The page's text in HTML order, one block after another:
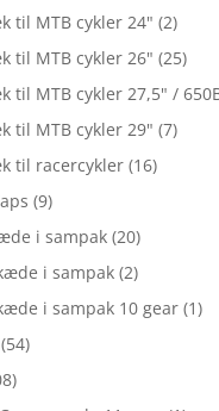
til MTB cykler 24" (2)
til MTB cykler 26" (25)
til MTB cykler 27,5" /
til MTB cykler 29" (7)
til racercykler (16)
(9)
i sampak (20)
i sampak (2)
i sampak 10 gear (1)
(54)